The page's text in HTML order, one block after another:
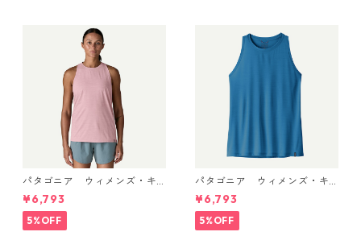
パタゴニア ウィメンズ・キ
ャプリーン・クール・ウルト
ラ・タンク Light Violet - Qu
iet Violet X-Dye 44740 日本
正規品
¥6,793
5%OFF
パタゴニア ウィメンズ・キ
ャプリーン・クール・ウルト
ラ・タンク Aquatic Blue - Li
ght Aquatic Blue X-Dye 447
40 日本正規品
¥6,793
5%OFF